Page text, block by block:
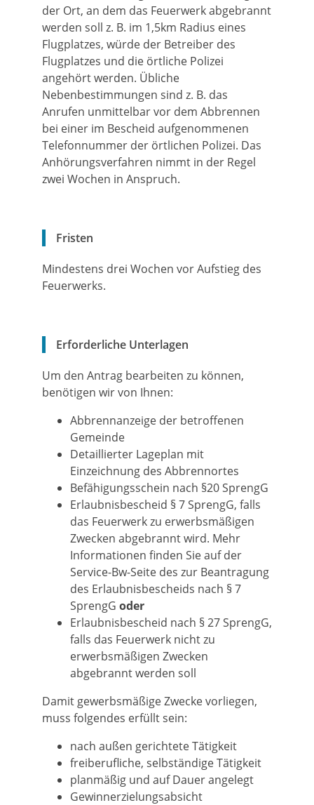
der Ort, an dem das Feuerwerk abgebrannt
werden soll z. B. im 1,5km Radius eines
Flugplatzes, würde der Betreiber des
Flugplatzes und die örtliche Polizei
angehört werden. Übliche
Nebenbestimmungen sind z. B. das
Anrufen unmittelbar vor dem Abbrennen
bei einer im Bescheid aufgenommenen
Telefonnummer der örtlichen Polizei. Das
Anhörungsverfahren nimmt in der Regel
zwei Wochen in Anspruch.
Fristen
Mindestens drei Wochen vor Aufstieg des
Feuerwerks.
Erforderliche Unterlagen
Um den Antrag bearbeiten zu können,
benötigen wir von Ihnen:
Abbrennanzeige der betroffenen
Gemeinde
Detaillierter Lageplan mit
Einzeichnung des Abbrennortes
Befähigungsschein nach §20 SprengG
Erlaubnisbescheid § 7 SprengG, falls
das Feuerwerk zu erwerbsmäßigen
Zwecken abgebrannt wird. Mehr
Informationen finden Sie auf der
Service-Bw-Seite des zur Beantragung
des Erlaubnisbescheids nach § 7
SprengG oder
Erlaubnisbescheid nach § 27 SprengG,
falls das Feuerwerk nicht zu
erwerbsmäßigen Zwecken
abgebrannt werden soll
Damit gewerbsmäßige Zwecke vorliegen,
muss folgendes erfüllt sein:
nach außen gerichtete Tätigkeit
freiberufliche, selbständige Tätigkeit
planmäßig und auf Dauer angelegt
Gewinnerzielungsabsicht